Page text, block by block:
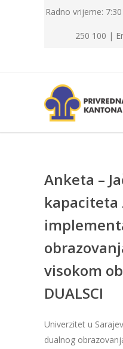
Radno vrijeme:
250 100 |
Anketa –
kapaciteta
visokom
DUALSCI
Univerzitet u
dualnog